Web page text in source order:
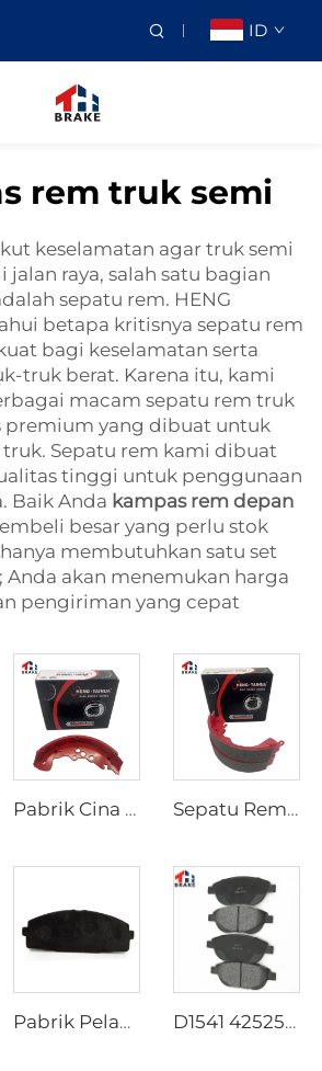
ID
rem truk semi
keselamatan agar truk semi
raya, salah satu bagian
sepatu rem. HENG
betapa kritisnya sepatu rem
bagi keselamatan serta
truk berat. Karena itu, kami
macam sepatu rem truk
premium yang dibuat untuk
Sepatu rem kami dibuat
tinggi untuk penggunaan
Baik Anda kampas rem depan
besar yang perlu stok
membutuhkan satu set
Anda akan menemukan harga
pengiriman yang cepat
Pabrik Cina Sistem Rem Otomatis Break Shoe Rem Mobil Sepatu Rem Belakang Keramik Berkualitas Terbaik untuk Pickup HILUX VI
Pabrik Pelapis Rem D1434 Kd2605 Sesuai untuk Bus HIACE IV Toyota D1541 425253 Pabrik Supply Harga Rendah Aksesori Rem Cakram untuk peugeot 207 307